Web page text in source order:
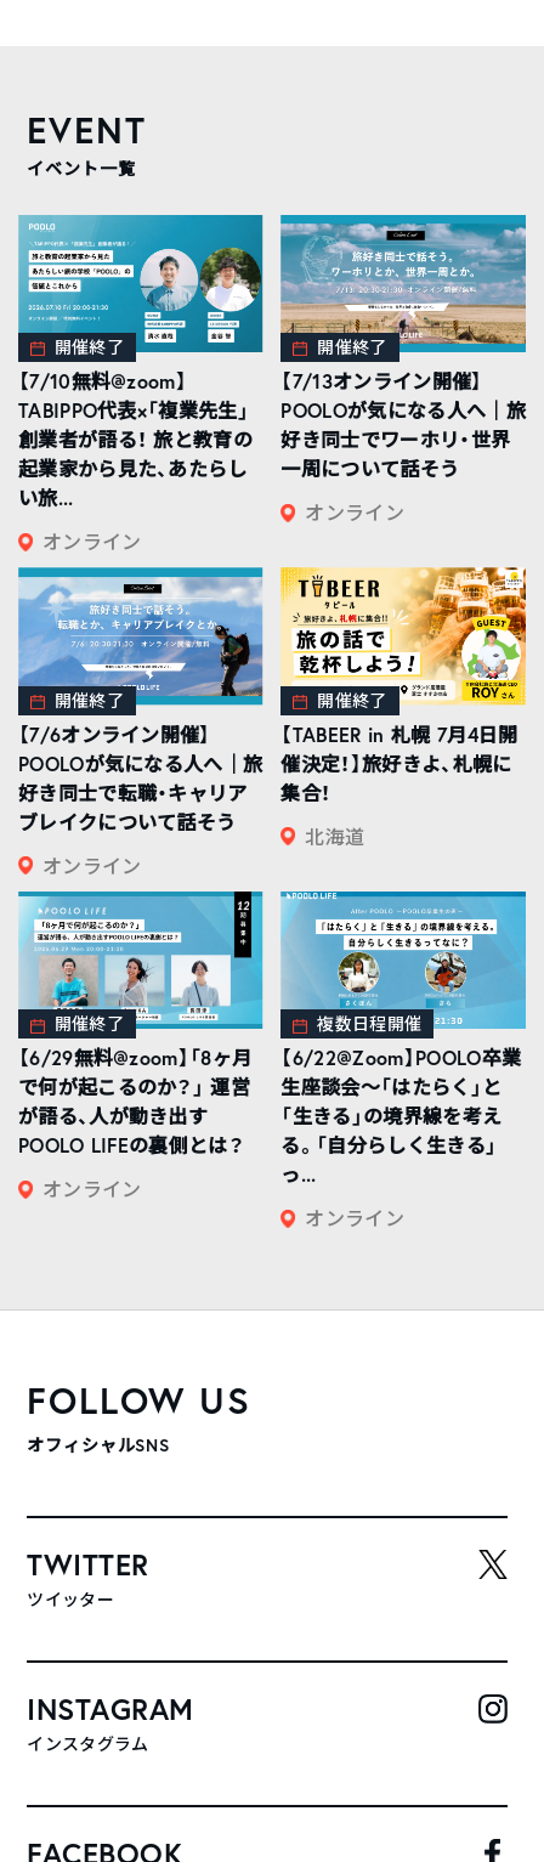
EVENT
イベント一覧
開催終了
【7/10無料@zoom】
TABIPPO代表×「複業先生」
創業者が語る！ 旅と教育の
起業家から見た、あたらし
い旅...
オンライン
開催終了
【7/13オンライン開催】
POOLOが気になる人へ｜旅
好き同士でワーホリ・世界
一周について話そう
オンライン
開催終了
【7/6オンライン開催】
POOLOが気になる人へ｜旅
好き同士で転職・キャリア
ブレイクについて話そう
オンライン
開催終了
【TABEER in 札幌 7月4日開
催決定！】旅好きよ、札幌に
集合！
北海道
開催終了
【6/29無料@zoom】「8ヶ月
で何が起こるのか？」 運営
が語る、人が動き出す
POOLO LIFEの裏側とは？
オンライン
複数日程開催
【6/22@Zoom】POOLO卒業
生座談会〜「はたらく」と
「生きる」の境界線を考え
る。「自分らしく生きる」
っ...
オンライン
FOLLOW US
オフィシャルSNS
TWITTER
ツイッター
INSTAGRAM
インスタグラム
FACEBOOK